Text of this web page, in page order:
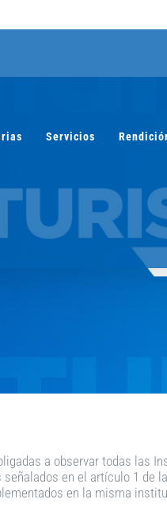
Servicios
a observar todas las
en el artículo 1 de
en la misma